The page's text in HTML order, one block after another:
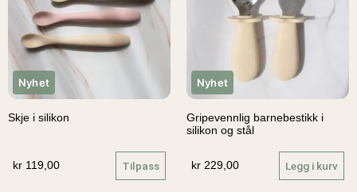
Nyhet
Skje i silikon
kr 119,00 Tilpass
Nyhet
Gripevennlig barnebestikk i
silikon og stål
kr 229,00 Legg i kurv